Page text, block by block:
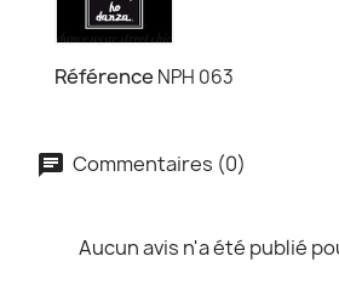
Référence NPH 063
Commentaires (0)
Aucun avis n'a été publié